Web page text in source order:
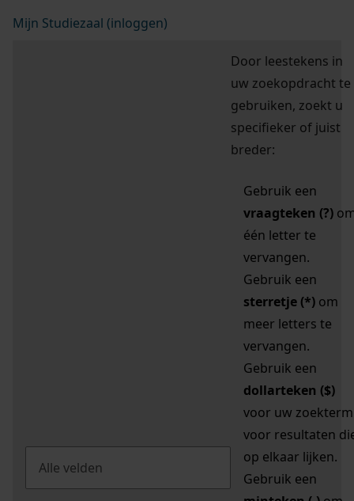
Mijn Studiezaal (inloggen)
Door leestekens in
uw zoekopdracht te
gebruiken, zoekt u
specifieker of juist
breder:
Gebruik een
vraagteken (?)
één letter te
vervangen.
Gebruik een
sterretje (*) om
meer letters te
vervangen.
Gebruik een
dollarteken ($)
voor uw zoekterm
voor resultaten
op elkaar lijken.
Gebruik een